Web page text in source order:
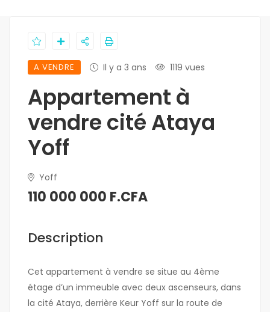
A VENDRE Il y a 3 ans 1119 vues
Appartement à
vendre cité Ataya
Yoff
Yoff
110 000 000 F.CFA
Description
Cet appartement à vendre se situe au 4ème
étage d’un immeuble avec deux ascenseurs, dans
la cité Ataya, derrière Keur Yoff sur la route de